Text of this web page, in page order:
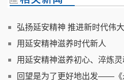
弘扬延安精神 推进新时代伟
用延安精神滋养时代新人
用延安精神滋养初心、淬炼灵
回望是为了更好地出发——《